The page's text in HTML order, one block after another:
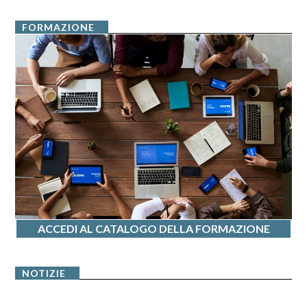
FORMAZIONE
ACCEDI AL CATALOGO DELLA FORMAZIONE
NOTIZIE